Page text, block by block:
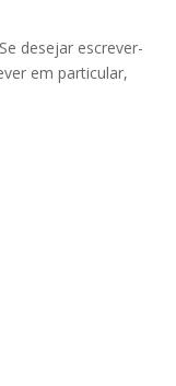
desejar escrever-
em particular,